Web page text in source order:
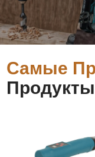
Самые
Продукты